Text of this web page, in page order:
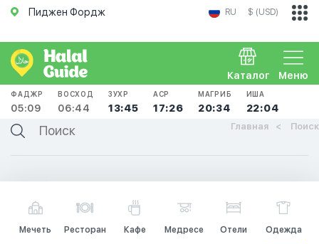
Пиджен Фордж RU $ (USD)
Меню
Каталог
ФАДЖР
05:09
ВОСХОД
06:44
ЗУХР
13:45
АСР
17:26
МАГРИБ
20:34
ИША
22:04
Главная Поиск
Мечеть Ресторан Кафе Медресе Отели Одежда